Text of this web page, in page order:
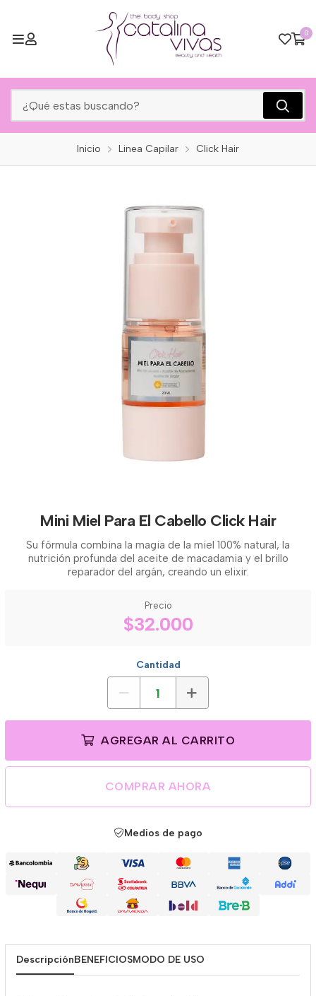
0
Inicio Linea Capilar Click Hair
Mini Miel Para El Cabello Click Hair
Su fórmula combina la magia de la miel 100% natural, la
nutrición profunda del aceite de macadamia y el brillo
reparador del argán, creando un elixir.
Precio
$32.000
Cantidad
AGREGAR AL CARRITO
COMPRAR AHORA
Medios de pago
DescripciónBENEFICIOSMODO DE USO